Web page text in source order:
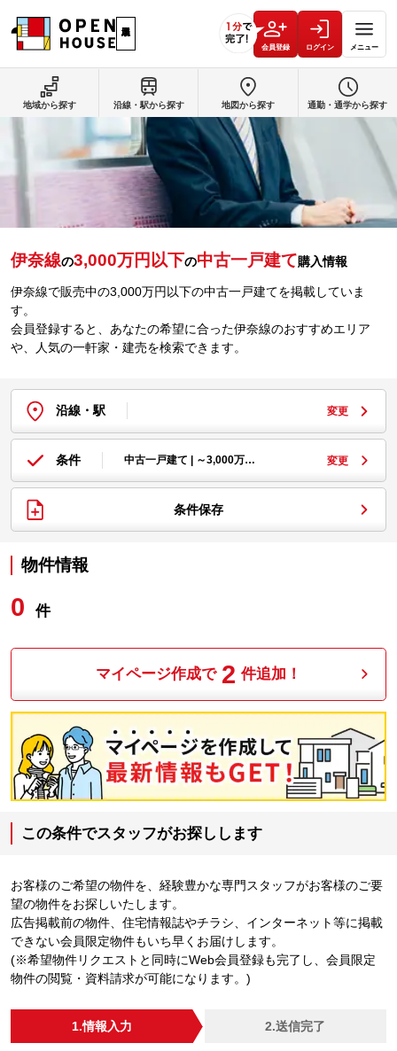
会員登録 ログイン メニュー
伊奈線の3,000万円以下の中古一戸建て購入情報
伊奈線で販売中の3,000万円以下の中古一戸建てを掲載していま
す。
会員登録すると、あなたの希望に合った伊奈線のおすすめエリア
や、人気の一軒家・建売を検索できます。
沿線・駅 変更
条件 中古一戸建て | ～3,000万… 変更
条件保存
物件情報
0 件
マイページ作成で 2 件追加！
この条件でスタッフがお探しします
お客様のご希望の物件を、経験豊かな専門スタッフがお客様のご要
望の物件をお探しいたします。
広告掲載前の物件、住宅情報誌やチラシ、インターネット等に掲載
できない会員限定物件もいち早くお届けします。
(※希望物件リクエストと同時にWeb会員登録も完了し、会員限定
物件の閲覧・資料請求が可能になります。)
1.情報入力 2.送信完了
地域から探す 沿線・駅から探す 地図から探す 通勤・通学から探す